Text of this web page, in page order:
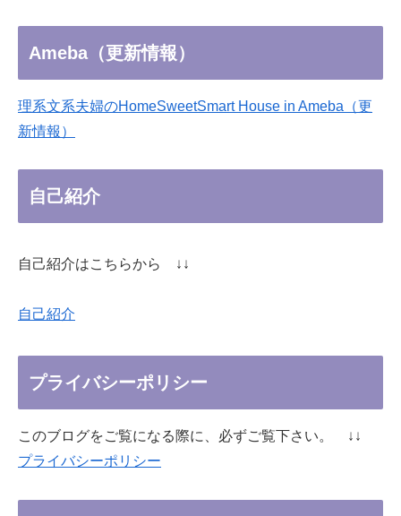
Ameba（更新情報）
理系文系夫婦のHomeSweetSmart House in Ameba（更
新情報）
自己紹介
自己紹介はこちらから ↓↓
自己紹介
プライバシーポリシー
このブログをご覧になる際に、必ずご覧下さい。 ↓↓
プライバシーポリシー